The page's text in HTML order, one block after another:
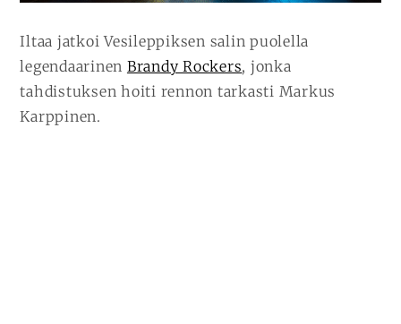
Iltaa jatkoi Vesileppiksen salin puolella
legendaarinen Brandy Rockers, jonka
tahdistuksen hoiti rennon tarkasti Markus
Karppinen.